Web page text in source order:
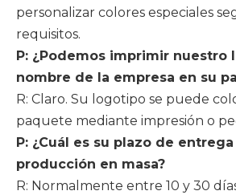
personalizar colores especiales
requisitos.
P: ¿Podemos imprimir nuestro
nombre de la empresa en su
R: Claro. Su logotipo se puede
paquete mediante impresión o
P: ¿Cuál es su plazo de entrega
producción en masa?
R: Normalmente entre 10 y 30